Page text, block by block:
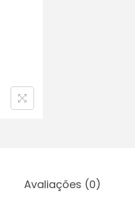
Avaliações (0)